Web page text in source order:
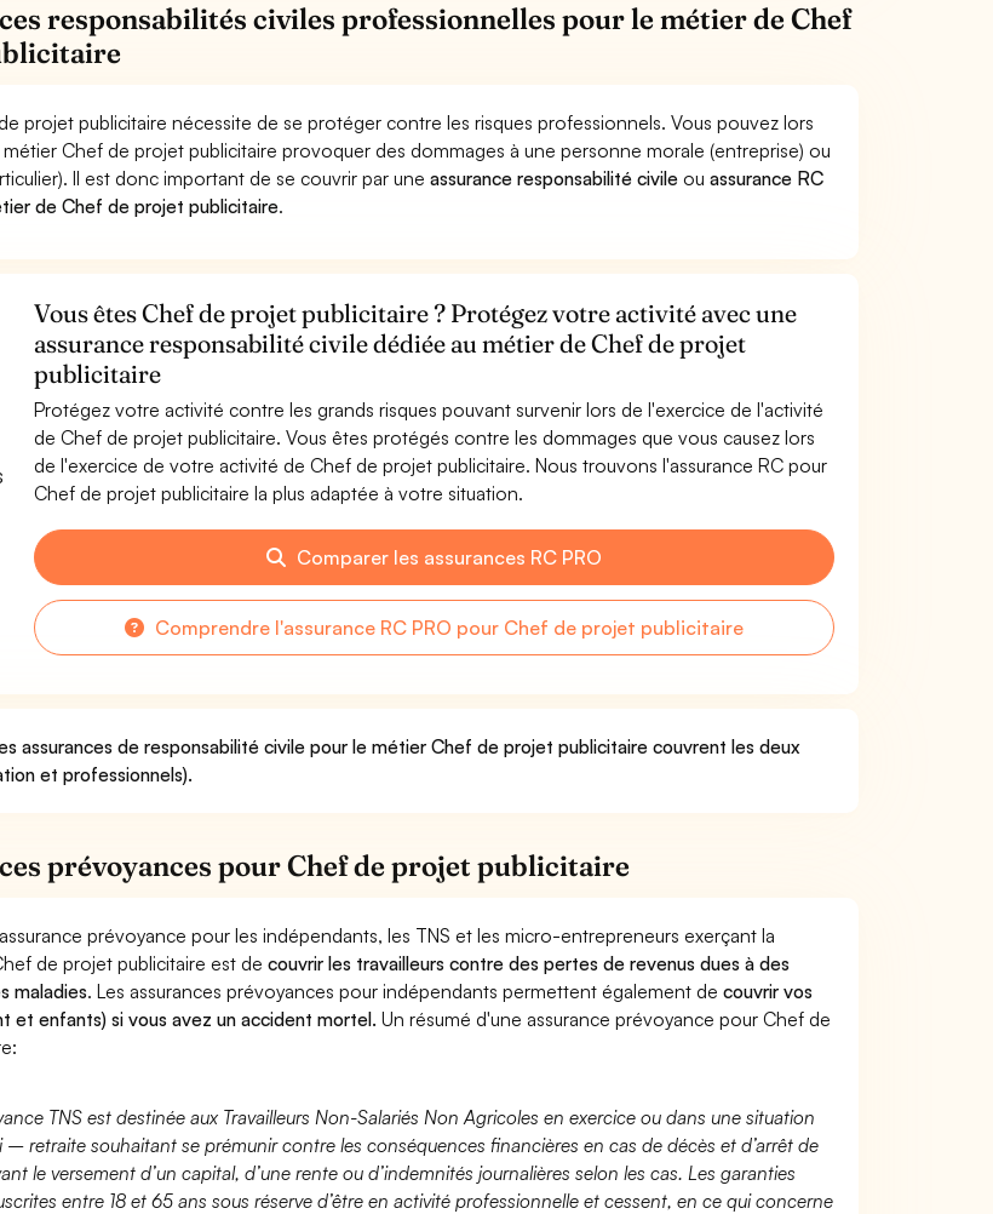
responsabilités civiles professionnelles pour le métier de Chef
projet publicitaire nécessite de se protéger contre les risques professionnels. Vous pouvez lors
Chef de projet publicitaire provoquer des dommages à une personne morale (entreprise) ou
Il est donc important de se couvrir par uneassurance responsabilité civile ouassurance RC
de Chef de projet publicitaire.
Vous êtes Chef de projet publicitaire ? Protégez votre activité avec une
assurance responsabilité civile dédiée au métier de Chef de projet
publicitaire
Protégez votre activité contre les grands risques pouvant survenir lors de l'exercice de l'activité
de Chef de projet publicitaire. Vous êtes protégés contre les dommages que vous causez lors
de l'exercice de votre activité de Chef de projet publicitaire. Nous trouvons l'assurance RC pour
Chef de projet publicitaire la plus adaptée à votre situation.
Comparer les assurances RC PRO
Comprendre l'assurance RC PRO pour Chef de projet publicitaire
assurances de responsabilité civile pour le métier Chef de projet publicitaire couvrent les deux
et professionnels).
prévoyances pour Chef de projet publicitaire
prévoyance pour les indépendants, les TNS et les micro-entrepreneurs exerçant la
de projet publicitaire est decouvrir les travailleurs contre des pertes de revenus dues à des
maladies. Les assurances prévoyances pour indépendants permettent également decouvrir vos
et enfants) si vous avez un accident mortel. Un résumé d'une assurance prévoyance pour Chef de
TNS est destinée aux Travailleurs Non-Salariés Non Agricoles en exercice ou dans une situation
– retraite souhaitant se prémunir contre les conséquences financières en cas de décès et d’arrêt de
le versement d’un capital, d’une rente ou d’indemnités journalières selon les cas. Les garanties
entre 18 et 65 ans sous réserve d’être en activité professionnelle et cessent, en ce qui concerne